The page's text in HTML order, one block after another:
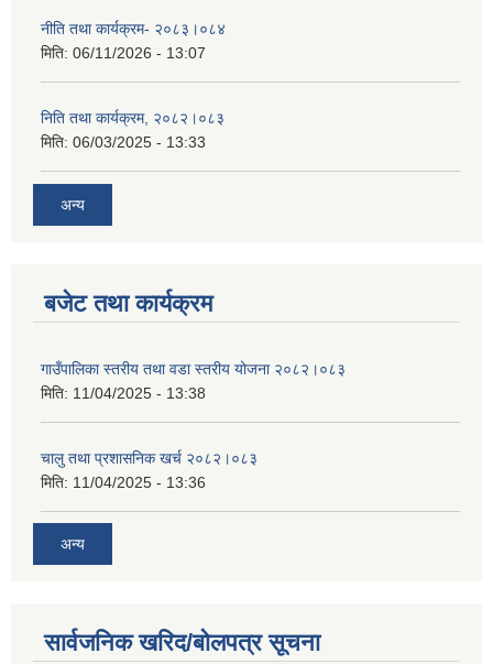
नीति तथा कार्यक्रम- २०८३।०८४
मिति: 06/11/2026 - 13:07
निति तथा कार्यक्रम, २०८२।०८३
मिति: 06/03/2025 - 13:33
अन्य
बजेट तथा कार्यक्रम
गाउँपालिका स्तरीय तथा वडा स्तरीय योजना २०८२।०८३
मिति: 11/04/2025 - 13:38
चालु तथा प्रशासनिक खर्च २०८२।०८३
मिति: 11/04/2025 - 13:36
अन्य
सार्वजनिक खरिद/बोलपत्र सूचना